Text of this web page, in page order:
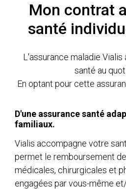
Mon contrat
santé
L'assurance maladie
santé au
En optant pour cette
D'une assurance santé
familiaux.
Vialis accompagne votre
permet le remboursement
médicales, chirurgicales et
engagées par vous-même